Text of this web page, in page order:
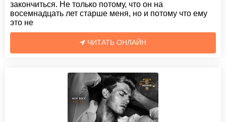
закончиться. Не только потому, что он на
восемнадцать лет старше меня, но и потому что ему
это не
ЧИТАТЬ ОНЛАЙН